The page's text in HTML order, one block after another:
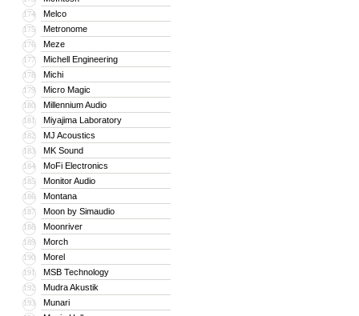
174 Melco
175 Metronome
176 Meze
177 Michell Engineering
178 Michi
179 Micro Magic
180 Millennium Audio
181 Miyajima Laboratory
182 MJ Acoustics
183 MK Sound
184 MoFi Electronics
185 Monitor Audio
186 Montana
187 Moon by Simaudio
188 Moonriver
189 Morch
190 Morel
191 MSB Technology
192 Mudra Akustik
193 Munari